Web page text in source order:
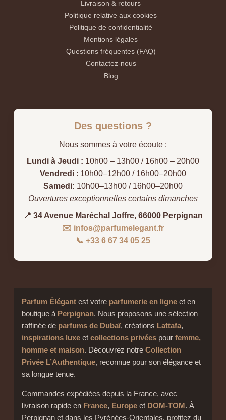
Livraison & retours
Politique relative aux cookies
Politique de confidentialité
Mentions légales
Questions fréquentes (FAQ)
Contactez-nous
Blog
Des questions ?
Nous sommes à votre écoute :
Lundi à Jeudi : 10h00 – 13h00 / 16h00 – 20h00
Vendredi : 10h00–12h00 / 16h00–20h00
Samedi: 10h00–13h00 / 16h00–20h00
Ouvertures exceptionnelles certains dimanches
📍 34 Avenue Maréchal Joffre, 66000 Perpignan
✉️ infos@parfumelegant.fr
📞 +33 6 67 34 05 25
Parfum Élégantest votre parfumerie en ligneet en
boutique à Perpignan. Nous proposons une sélection
raffinée de parfums de Dubaï, créations Lattafa,
inspirations luxeet collections privéespour femme,
homme et maison. Découvrez notre Collection
Privée L’Authentique, reconnue pour son élégance et
sa longue tenue.
Commandes expédiées depuis la France, avec
livraison rapide en France, Europeet DOM-TOM. À
Perpignan et dans les Pyrénées-Orientales, profitez du